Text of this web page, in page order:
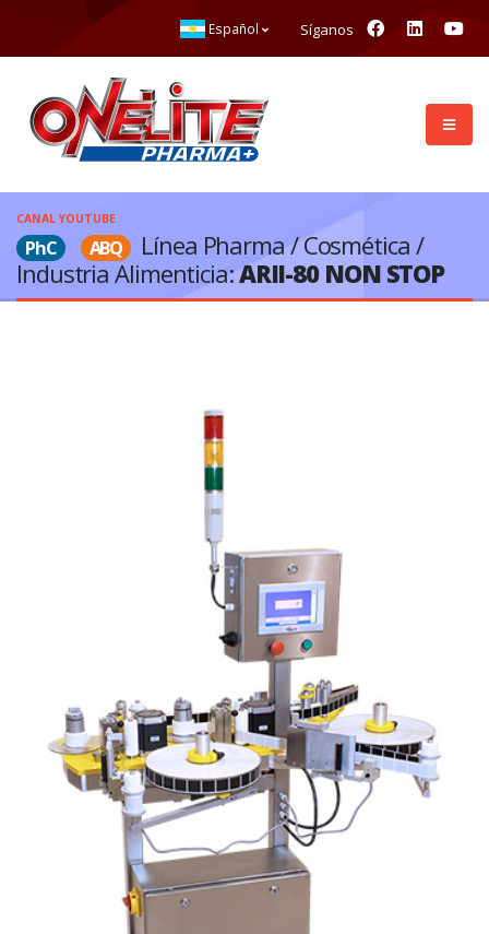
Español Síganos
PhC ABQ
Línea Pharma / Cosmética /
Industria Alimenticia:ARII-80 NON STOP
CANAL YOUTUBE